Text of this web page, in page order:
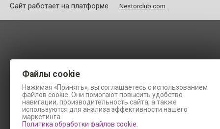
Сайт работает на платформе Nestorclub.com
Файлы cookie
Нажимая «Принять», вы соглашаетесь с использованием
файлов cookie. Они помогают повысить удобство
навигации, производительность сайта, а также
используются для анализа эффективности нашего
маркетинга.
Политика обработки файлов cookie.